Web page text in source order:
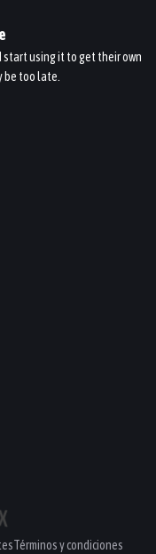
using it to get their own
be too late.
Términos y condiciones